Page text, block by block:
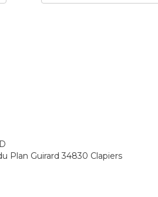
Plan Guirard 34830 Clapiers